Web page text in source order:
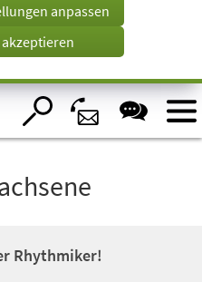
anpassen
Rhythmiker!